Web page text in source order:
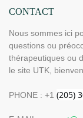
CONTACT
Nous sommes ici
questions ou
thérapeutiques ou
le site UTK,
PHONE : +1